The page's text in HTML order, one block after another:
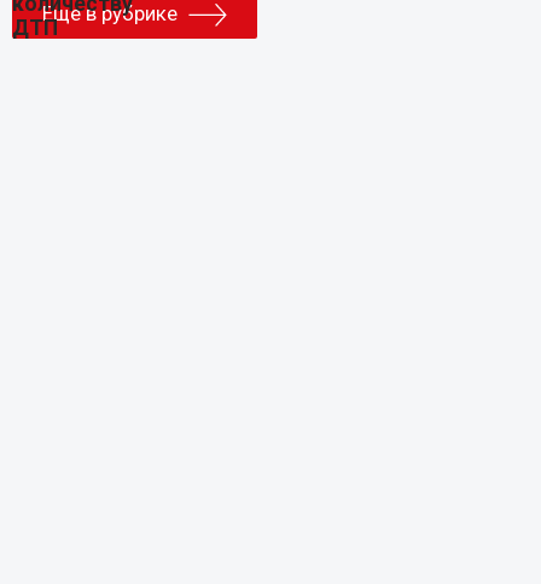
Еще в рубрике